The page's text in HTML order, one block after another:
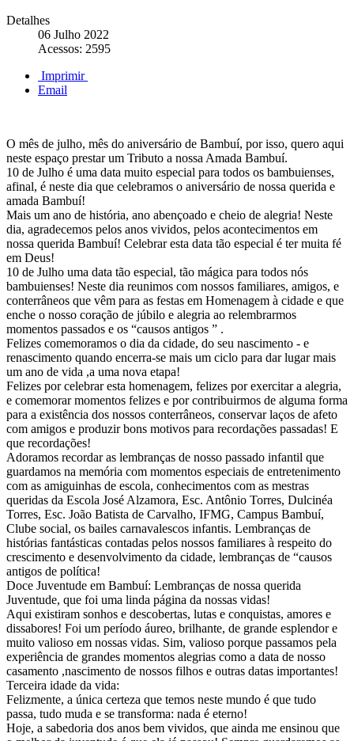
Detalhes
06 Julho 2022
Acessos: 2595
Imprimir
Email
O mês de julho, mês do aniversário de Bambuí, por isso, quero aqui
neste espaço prestar um Tributo a nossa Amada Bambuí.
10 de Julho é uma data muito especial para todos os bambuienses,
afinal, é neste dia que celebramos o aniversário de nossa querida e
amada Bambuí!
Mais um ano de história, ano abençoado e cheio de alegria! Neste
dia, agradecemos pelos anos vividos, pelos acontecimentos em
nossa querida Bambuí! Celebrar esta data tão especial é ter muita fé
em Deus!
10 de Julho uma data tão especial, tão mágica para todos nós
bambuienses! Neste dia reunimos com nossos familiares, amigos, e
conterrâneos que vêm para as festas em Homenagem à cidade e que
enche o nosso coração de júbilo e alegria ao relembrarmos
momentos passados e os “causos antigos ” .
Felizes comemoramos o dia da cidade, do seu nascimento - e
renascimento quando encerra-se mais um ciclo para dar lugar mais
um ano de vida ,a uma nova etapa!
Felizes por celebrar esta homenagem, felizes por exercitar a alegria,
e comemorar momentos felizes e por contribuirmos de alguma forma
para a existência dos nossos conterrâneos, conservar laços de afeto
com amigos e produzir bons motivos para recordações passadas! E
que recordações!
Adoramos recordar as lembranças de nosso passado infantil que
guardamos na memória com momentos especiais de entretenimento
com as amiguinhas de escola, conhecimentos com as mestras
queridas da Escola José Alzamora, Esc. Antônio Torres, Dulcinéa
Torres, Esc. João Batista de Carvalho, IFMG, Campus Bambuí,
Clube social, os bailes carnavalescos infantis. Lembranças de
histórias fantásticas contadas pelos nossos familiares à respeito do
crescimento e desenvolvimento da cidade, lembranças de “causos
antigos de política!
Doce Juventude em Bambuí: Lembranças de nossa querida
Juventude, que foi uma linda página da nossas vidas!
Aqui existiram sonhos e descobertas, lutas e conquistas, amores e
dissabores! Foi um período áureo, brilhante, de grande esplendor e
muito valioso em nossas vidas. Sim, valioso porque passamos pela
experiência de grandes momentos alegrias como a data de nosso
casamento ,nascimento de nossos filhos e outras datas importantes!
Terceira idade da vida:
Felizmente, a única certeza que temos neste mundo é que tudo
passa, tudo muda e se transforma: nada é eterno!
Hoje, a sabedoria dos anos bem vividos, que ainda me ensinou que